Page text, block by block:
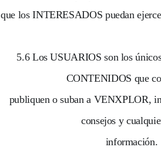
que los INTERESADOS puedan
5.6 Los USUARIOS son los
CONTENIDOS que
publiquen o suban a VENXPLOR,
consejos y
información.